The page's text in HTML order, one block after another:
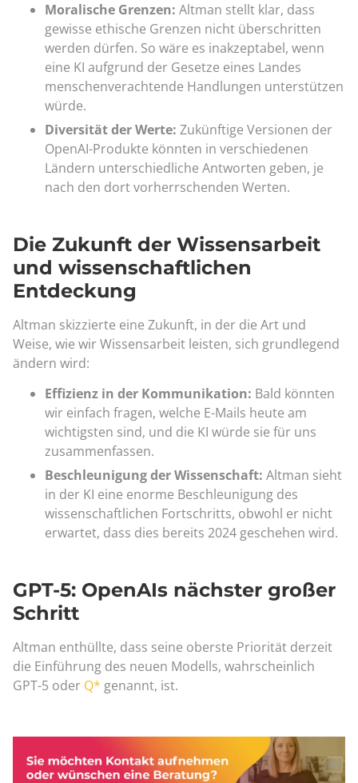
Moralische Grenzen: Altman stellt klar, dass
gewisse ethische Grenzen nicht überschritten
werden dürfen. So wäre es inakzeptabel, wenn
eine KI aufgrund der Gesetze eines Landes
menschenverachtende Handlungen unterstützen
würde.
Diversität der Werte: Zukünftige Versionen der
OpenAI-Produkte könnten in verschiedenen
Ländern unterschiedliche Antworten geben, je
nach den dort vorherrschenden Werten.
Die Zukunft der Wissensarbeit
und wissenschaftlichen
Entdeckung
Altman skizzierte eine Zukunft, in der die Art und
Weise, wie wir Wissensarbeit leisten, sich grundlegend
ändern wird:
Effizienz in der Kommunikation: Bald könnten
wir einfach fragen, welche E-Mails heute am
wichtigsten sind, und die KI würde sie für uns
zusammenfassen.
Beschleunigung der Wissenschaft: Altman sieht
in der KI eine enorme Beschleunigung des
wissenschaftlichen Fortschritts, obwohl er nicht
erwartet, dass dies bereits 2024 geschehen wird.
GPT-5: OpenAIs nächster großer
Schritt
Altman enthüllte, dass seine oberste Priorität derzeit
die Einführung des neuen Modells, wahrscheinlich
GPT-5 oder Q* genannt, ist.